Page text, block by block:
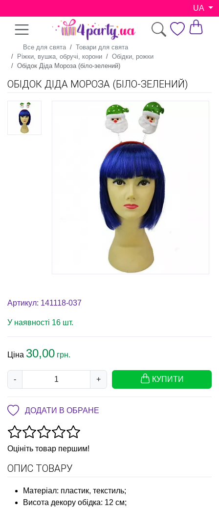
UA
Все для свята
Товари для свята
Ріжки, вушка, обручі, корони
Обідки, рожки
Обідок Діда Мороза (біло-зелений)
ОБІДОК ДІДА МОРОЗА (БІЛО-ЗЕЛЕНИЙ)
Артикул: 141118-037
У наявності 16 шт.
Ціна 30,00 грн.
- + КУПИТИ
ДОДАТИ В ОБРАНЕ
Оцініть товар першим!
ОПИС ТОВАРУ
Матеріал: пластик, текстиль;
Висота декору обідка: 12 см;